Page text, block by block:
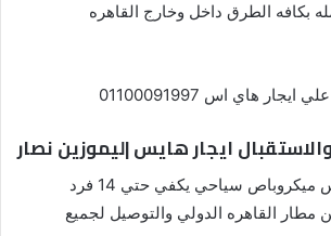
بكافه الطرق داخل وخارج القاهره
ايجار هايس |ليموزين نصار
استئجر تويوتا هاي اس ميكروباص سياحي يكفي حتي 14 فرد
مطار القاهره الدولي والتوصيل لجميع